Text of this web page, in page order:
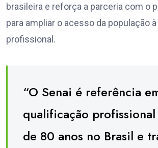
brasileira e reforça a parceria com o
para ampliar o acesso da população
profissional.
“O Senai é referência
qualificação profissional
de 80 anos no Brasil e